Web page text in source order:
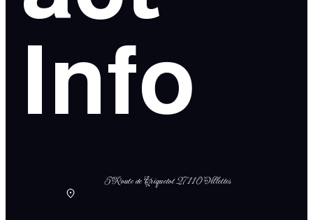
Info
5 Route de Criquetot 27110 Villettes